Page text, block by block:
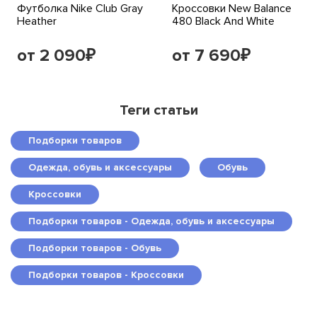
Футболка Nike Club Gray
Heather
от 2 090₽
Кроссовки New Balance
480 Black And White
от 7 690₽
Теги статьи
Подборки товаров
Одежда, обувь и аксессуары Обувь
Кроссовки
Подборки товаров - Одежда, обувь и аксессуары
Подборки товаров - Обувь
Подборки товаров - Кроссовки